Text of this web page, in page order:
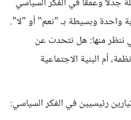
واحدة وبسيطة بـ "نعم" أو "لا".
ننظر منها: هل نتحدث عن
أم البنية الاجتماعية
رئيسيين في الفكر السياسي: